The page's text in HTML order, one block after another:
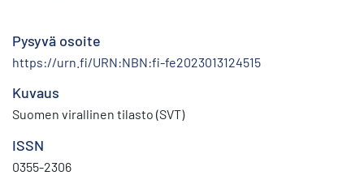
Pysyvä osoite
https://urn.fi/URN:NBN:fi-fe2023013124515
Kuvaus
Suomen virallinen tilasto (SVT)
ISSN
0355-2306